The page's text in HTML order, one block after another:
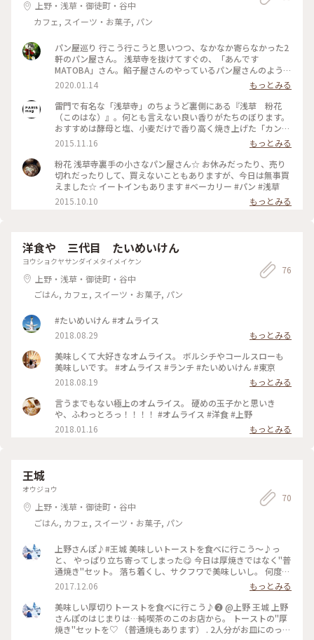
上野・浅草・御徒町・谷中
カフェ, スイーツ・お菓子, パン
パン屋巡り 行こう行こうと思いつつ、なかなか寄らなかった2
軒のパン屋さん。 浅草寺を抜けてすぐの、「あんです
MATOBA」さん。餡子屋さんのやっているパン屋さんのよう
で、沢山のあんパンが並んでいました。 餡子だけの販売もし
ていました。 餡は納得の美味しさなんですが、負けないくら
いパン生地も美味しい！ふわふわでやわらか～い生地はいくら
でも食べれちゃいそうです😊 あんですMATOBAから1分も歩か
ないうちにある「粉花」さん(スポットはこちらに合わせてま
す)小さな可愛らしいお店には小さな可愛らしいパンがいっぱ
いでした😊姉妹でやっているそうで、お二人ともこれまた可愛
いらしい💕こちらのお店、パン旅でも紹介されて気になってま
した。 ベーグルがカリカリ&モチモチで新食感！これはクセに
なりそうです😋 #浅草#パン屋#あんですMATOBA#粉花#パン
旅#パン屋巡り2020
2020.01.14
もっとみる
雷門で有名な「浅草寺」のちょうど裏側にある『浅草 粉花
（このはな）』。何とも言えない良い香りがたちのぼります。
おすすめは酵母と塩、小麦だけで香り高く焼き上げた「カンパ
ーニュ」。餅粉のような、もちもちと粘りのある生地が特徴で
す♪ #日本で見つけたパリ #浅草 #パン屋 #酵母パン
2015.11.16
もっとみる
粉花 浅草寺裏手の小さなパン屋さん☆ お休みだったり、売り
切れだったりして、買えないこともありますが、今日は無事買
えました☆ イートインもあります #ベーカリー #パン #浅草
2015.10.10
もっとみる
洋食や 三代目 たいめいけん
ヨウショクヤサンダイメタイメイケン
上野・浅草・御徒町・谷中
ごはん, カフェ, スイーツ・お菓子, パン
76
#たいめいけん #オムライス
2018.08.29
もっとみる
美味しくて大好きなオムライス。 ボルシチやコールスローも
美味しいです。 #オムライス #ランチ #たいめいけん #東京
2018.08.19
もっとみる
言うまでもない極上のオムライス。 硬めの玉子かと思いき
や、ふわっとろっ！！！！ #オムライス #洋食 #上野
2018.01.16
もっとみる
王城
オウジョウ
上野・浅草・御徒町・谷中
ごはん, カフェ, スイーツ・お菓子, パン
70
上野さんぽ♪#王城 美味しいトーストを食べに行こう〜♪っ
と、 やっぱり立ち寄ってしまった😋 今日は厚焼きではなく"普
通焼き"セット。 落ち着くし、サクフワで美味しいし。 何度で
も寄りたくなるお店ってありますよね(*^^*)♪ 純喫茶の空間や
っぱり好きです♡ . ☆モーニング8時〜11時 ☆上野丸井の真裏
にあります。 . #厚切りトーストのお店 #東京#上野#純喫茶#ト
ースト
2017.12.06
もっとみる
美味しい厚切りトーストを食べに行こう♪❷ @上野 王城 上野
さんぽのはじまりは…純喫茶のこのお店から。 トーストの"厚
焼き"セットを♡ （普通焼もあります） . 2人分がお皿にのって